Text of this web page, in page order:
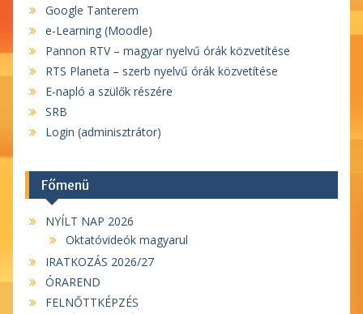
Google Tanterem
e-Learning (Moodle)
Pannon RTV – magyar nyelvű órák közvetítése
RTS Planeta – szerb nyelvű órák közvetítése
E-napló a szülők részére
SRB
Login (adminisztrátor)
Főmenü
NYÍLT NAP 2026
Oktatóvideók magyarul
IRATKOZÁS 2026/27
ÓRAREND
FELNŐTTKÉPZÉS